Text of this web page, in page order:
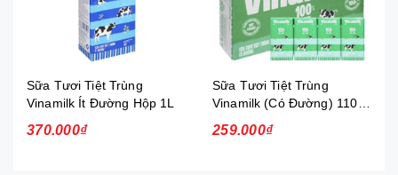
Sữa Tươi Tiệt Trùng
Vinamilk Ít Đường Hộp 1L
370.000₫
Sữa Tươi Tiệt Trùng
Vinamilk (Có Đường) 110ml
259.000₫